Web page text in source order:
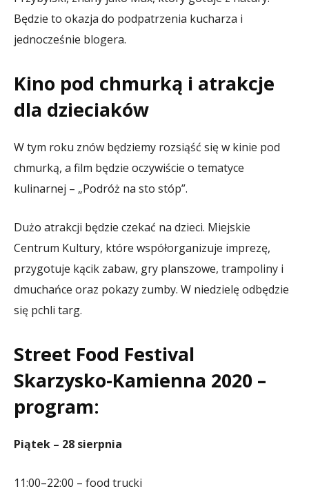
Będzie to okazja do podpatrzenia kucharza i
jednocześnie blogera.
Kino pod chmurką i atrakcje
dla dzieciaków
W tym roku znów będziemy rozsiąść się w kinie pod
chmurką, a film będzie oczywiście o tematyce
kulinarnej – „Podróż na sto stóp”.
Dużo atrakcji będzie czekać na dzieci. Miejskie
Centrum Kultury, które współorganizuje imprezę,
przygotuje kącik zabaw, gry planszowe, trampoliny i
dmuchańce oraz pokazy zumby. W niedzielę odbędzie
się pchli targ.
Street Food Festival
Skarzysko-Kamienna 2020 –
program:
Piątek – 28 sierpnia
11:00–22:00 – food trucki